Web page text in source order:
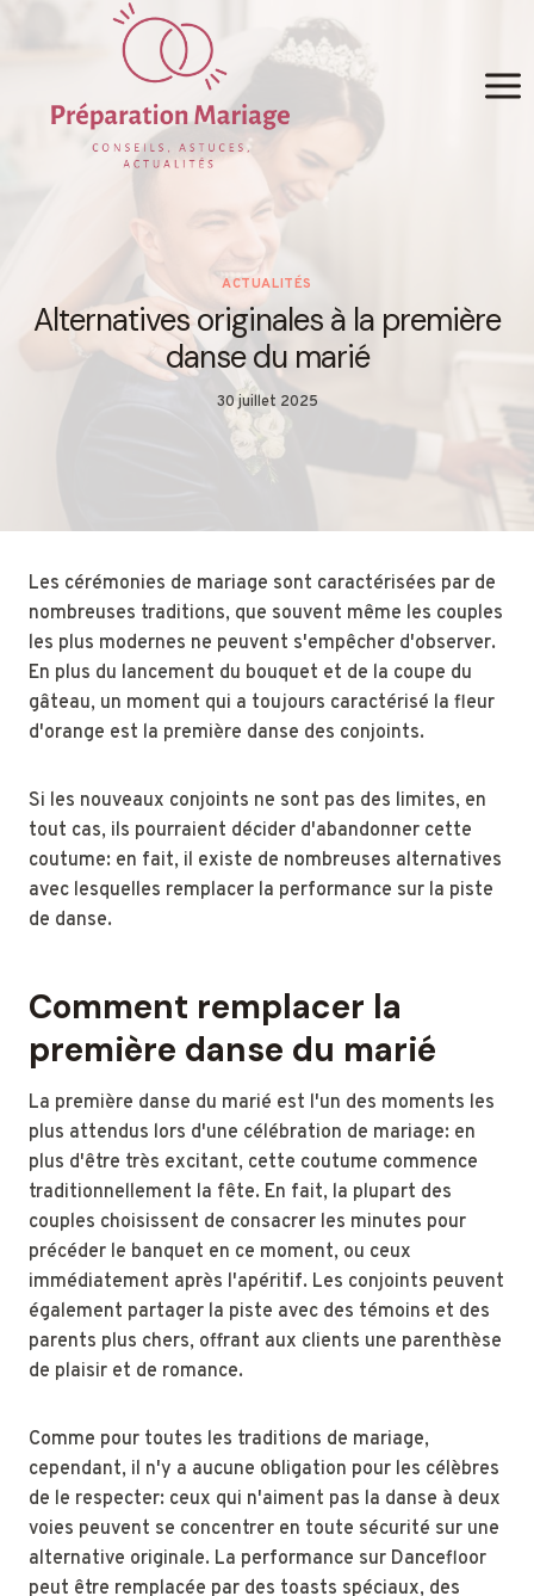
ACTUALITÉS
Alternatives originales à la première
danse du marié
30 juillet 2025
Les cérémonies de mariage sont caractérisées par de
nombreuses traditions, que souvent même les couples
les plus modernes ne peuvent s'empêcher d'observer.
En plus du lancement du bouquet et de la coupe du
gâteau, un moment qui a toujours caractérisé la fleur
d'orange est la première danse des conjoints.
Si les nouveaux conjoints ne sont pas des limites, en
tout cas, ils pourraient décider d'abandonner cette
coutume: en fait, il existe de nombreuses alternatives
avec lesquelles remplacer la performance sur la piste
de danse.
Comment remplacer la
première danse du marié
La première danse du marié est l'un des moments les
plus attendus lors d'une célébration de mariage: en
plus d'être très excitant, cette coutume commence
traditionnellement la fête. En fait, la plupart des
couples choisissent de consacrer les minutes pour
précéder le banquet en ce moment, ou ceux
immédiatement après l'apéritif. Les conjoints peuvent
également partager la piste avec des témoins et des
parents plus chers, offrant aux clients une parenthèse
de plaisir et de romance.
Comme pour toutes les traditions de mariage,
cependant, il n'y a aucune obligation pour les célèbres
de le respecter: ceux qui n'aiment pas la danse à deux
voies peuvent se concentrer en toute sécurité sur une
alternative originale. La performance sur Dancefloor
peut être remplacée par des toasts spéciaux, des